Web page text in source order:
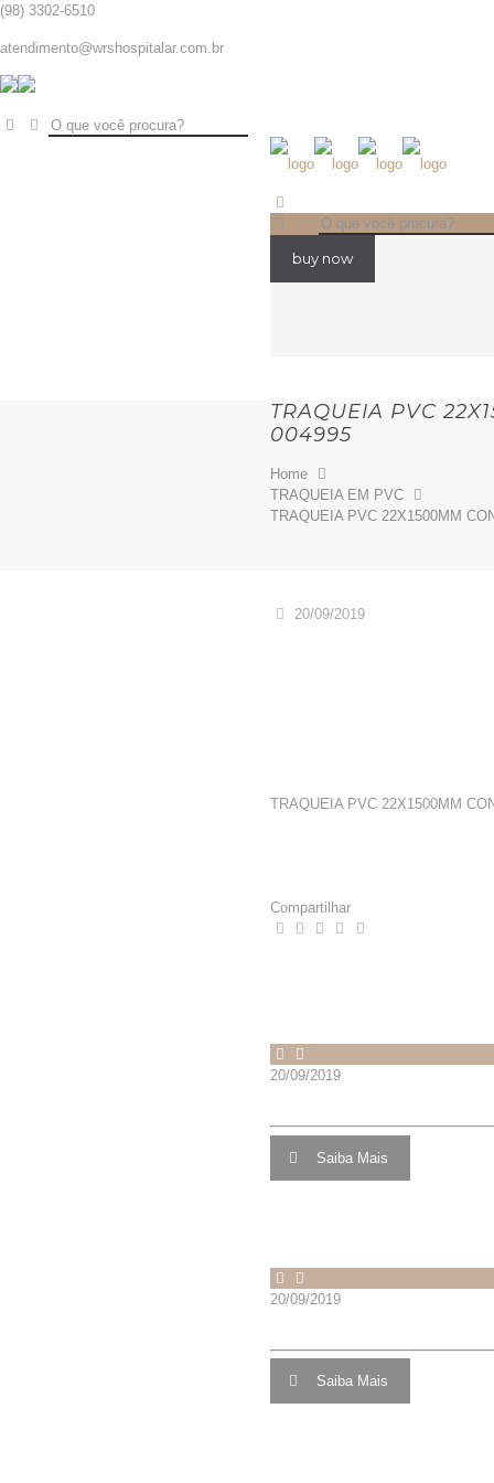
(98) 3302-6510
atendimento@wrshospitalar.com.br
buy now
TRAQUEIA PVC
004995
Home
TRAQUEIA EM PVC
TRAQUEIA PVC 22X1500MM
20/09/2019
TRAQUEIA PVC 22X1500MM
Compartilhar
20/09/2019
Saiba Mais
20/09/2019
Saiba Mais